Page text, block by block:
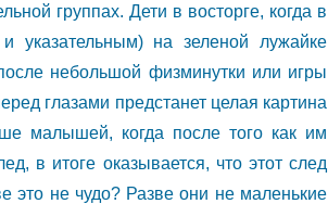
группах. Дети в восторге, когда в
указательным) на зеленой лужайке
небольшой физминутки или игры
глазами предстанет целая картина
малышей, когда после того как им
в итоге оказывается, что этот след
это не чудо? Разве они не маленькие